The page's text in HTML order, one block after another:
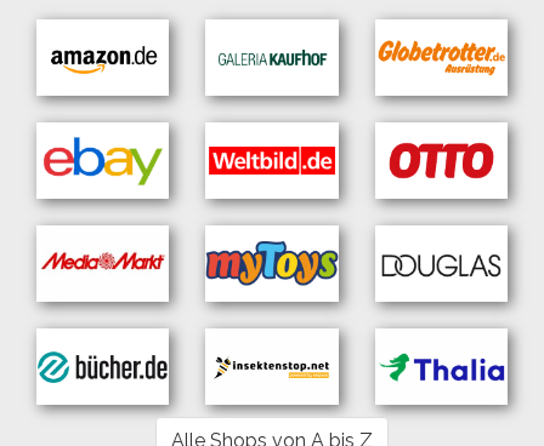
Alle Shops von A bis Z